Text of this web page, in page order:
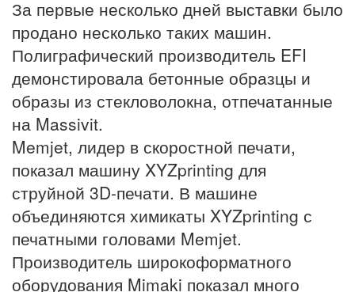
За первые несколько дней выставки было
продано несколько таких машин.
Полиграфический производитель EFI
демонстировала бетонные образцы и
образы из стекловолокна, отпечатанные
на Massivit.
Memjet, лидер в скоростной печати,
показал машину XYZprinting для
струйной 3D-печати. В машине
объединяются химикаты XYZprinting с
печатными головами Memjet.
Производитель широкоформатного
оборудования Mimaki показал много